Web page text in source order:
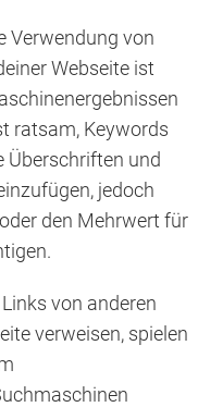
Verwendung von
Webseite ist
ratsam, Keywords
Überschriften und
jedoch
den Mehrwert für
von anderen
verweisen, spielen